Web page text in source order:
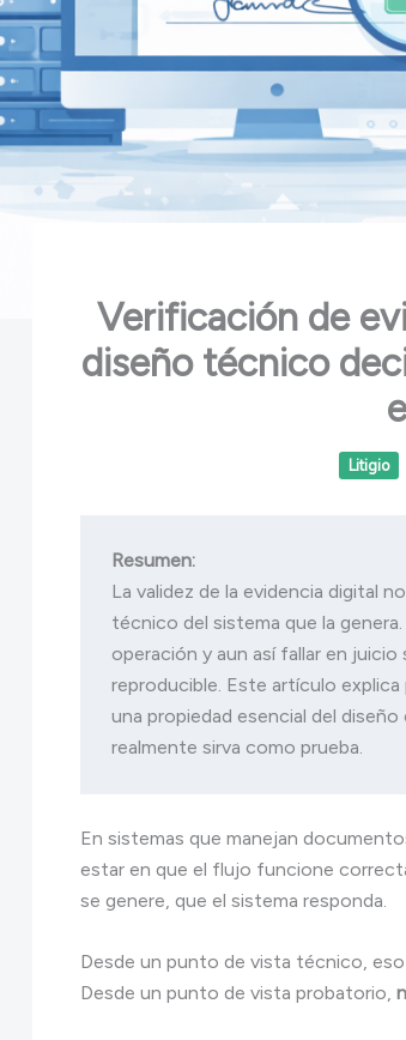
Verificación de
diseño técnico
Litigio
Resumen:
La validez de la evidencia digital
técnico del sistema que la
operación y aun así fallar en
reproducible. Este artículo explica
una propiedad esencial del
En sistemas que manejan
estar en que el flujo funcione
se genere, que el sistema responda.
Desde un punto de vista técnico,
Desde un punto de vista probatorio,